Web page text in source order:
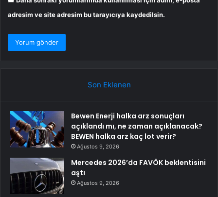
adresim ve site adresim bu tarayıcıya kaydedilsin.
Son Eklenen
Bewen Enerji halka arz sonuçları
açıklandı mı, ne zaman açıklanacak?
BEWEN halka arz kaç lot verir?
Ağustos 9, 2026
Mercedes 2026’da FAVÖK beklentisini
aştı
Ağustos 9, 2026